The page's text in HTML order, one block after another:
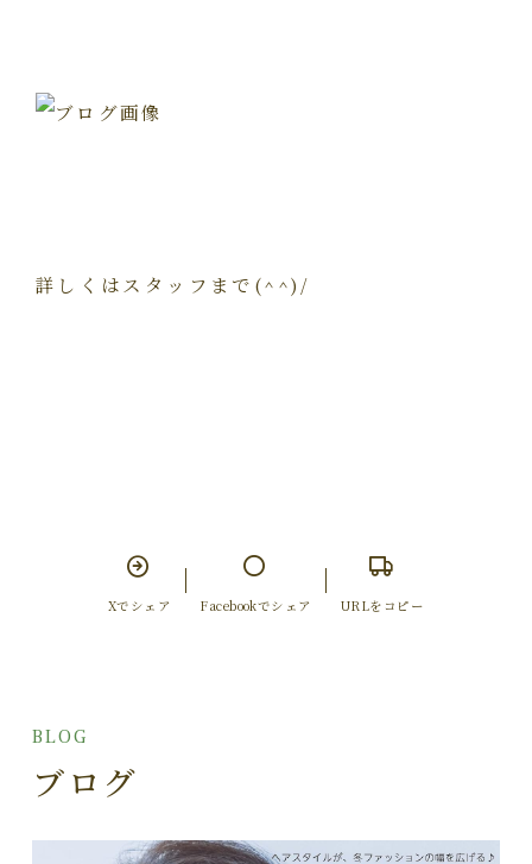
詳しくはスタッフまで(^^)/
Xでシェア Facebookでシェア URLをコピー
BLOG
ブログ